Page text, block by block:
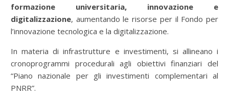
formazione universitaria, innovazione e
digitalizzazione, aumentando le risorse per il Fondo per
l’innovazione tecnologica e la digitalizzazione.
In materia di infrastrutture e investimenti, si allineano i
cronoprogrammi procedurali agli obiettivi finanziari del
“Piano nazionale per gli investimenti complementari al
PNRR”.